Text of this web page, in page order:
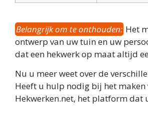
Belangrijk om te onthouden: Het
ontwerp van uw tuin en uw
dat een hekwerk op maat altijd
Nu u meer weet over de
Heeft u hulp nodig bij het maken
Hekwerken.net, het platform dat